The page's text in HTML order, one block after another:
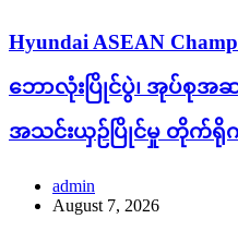
Hyundai ASEAN
ဘောလုံးပြိုင်ပွဲ၊ အုပ်စုအဆ
အသင်းယှဉ်ပြိုင်မှု တိုက်
admin
August 7, 2026